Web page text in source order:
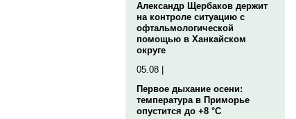
Александр Щербаков держит
на контроле ситуацию с
офтальмологической
помощью в Ханкайском
округе
05.08 |
Первое дыхание осени:
температура в Приморье
опустится до +8 °C